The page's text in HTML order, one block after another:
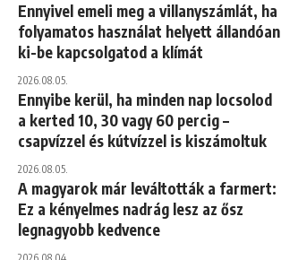
Ennyivel emeli meg a villanyszámlát, ha
folyamatos használat helyett állandóan
ki-be kapcsolgatod a klímát
2026.08.05.
Ennyibe kerül, ha minden nap locsolod
a kerted 10, 30 vagy 60 percig –
csapvízzel és kútvízzel is kiszámoltuk
2026.08.05.
A magyarok már leváltották a farmert:
Ez a kényelmes nadrág lesz az ősz
legnagyobb kedvence